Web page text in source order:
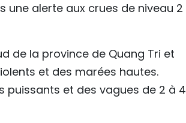
une alerte aux crues de niveau 2
de la province de Quang Tri et
et des marées hautes.
puissants et des vagues de 2 à 4